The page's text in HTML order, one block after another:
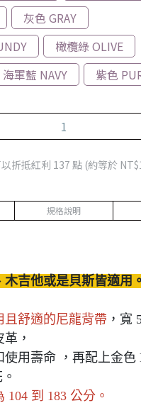
灰色 GRAY
橄欖綠 OLIVE
海軍藍 NAVY 紫色
折抵紅利 137 點 (約等於
規格說明
吉他或是貝斯皆適用。
且舒適的尼龍背帶 ，寬
，
使用壽命 ，再配上金色
104 到 183 公分。